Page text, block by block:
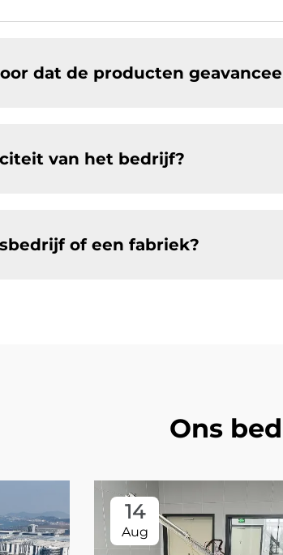
dat de producten
van het bedrijf?
of een fabriek?
Ons
14
Aug